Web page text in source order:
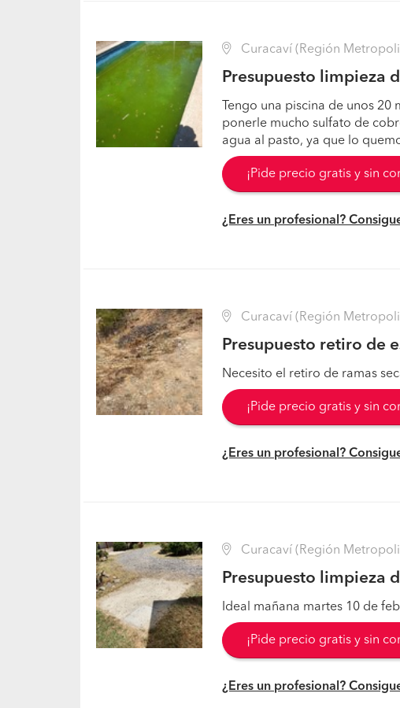
Curacaví (Región
Presupuesto limpieza
Tengo una piscina de unos
ponerle mucho sulfato de
agua al pasto, ya que lo
¡Pide precio gratis y sin
¿Eres un profesional?
Curacaví (Región
Presupuesto retiro de
Necesito el retiro de ramas
¡Pide precio gratis y sin
¿Eres un profesional?
Curacaví (Región
Presupuesto limpieza
Ideal mañana martes 10 de
¡Pide precio gratis y sin
¿Eres un profesional?